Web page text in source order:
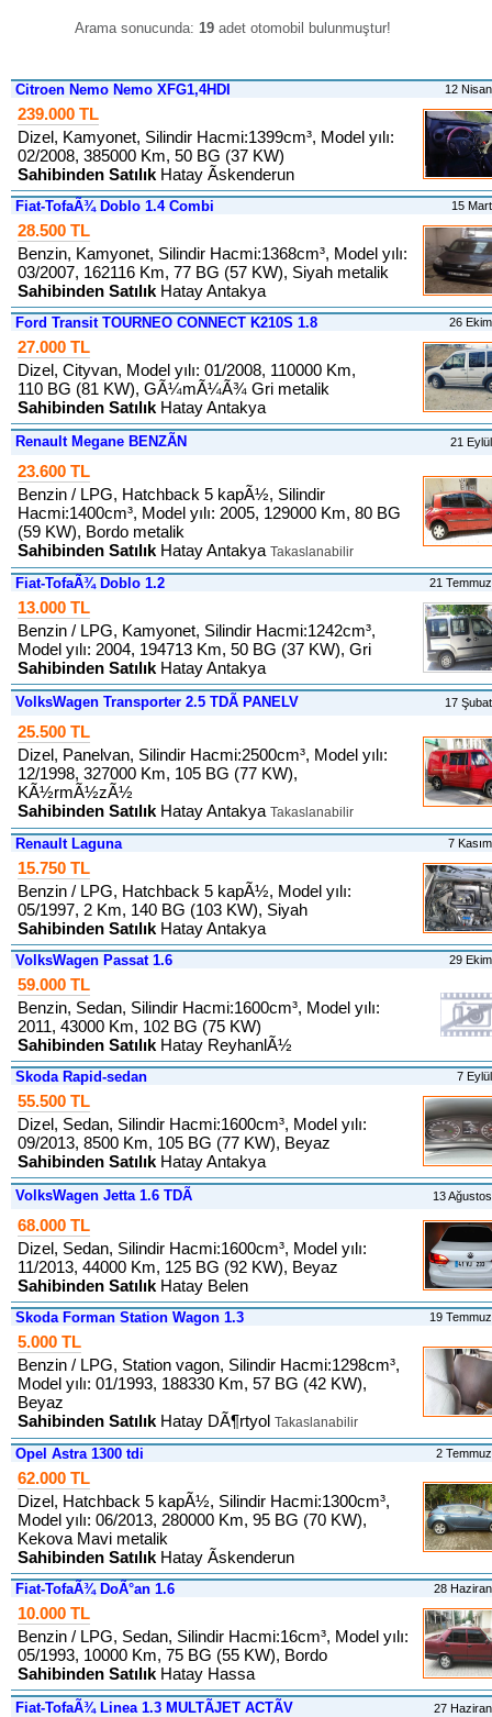
Arama sonucunda: 19 adet otomobil bulunmuştur!
Citroen Nemo Nemo XFG1,4HDI 12
239.000 TL
Dizel, Kamyonet, Silindir Hacmi:1399cm³, Model yılı:
02/2008, 385000 Km, 50 BG (37 KW)
Sahibinden Satılık Hatay Ãskenderun
Fiat-TofaÃ¾ Doblo 1.4 Combi 15
28.500 TL
Benzin, Kamyonet, Silindir Hacmi:1368cm³, Model yılı:
03/2007, 162116 Km, 77 BG (57 KW), Siyah metalik
Sahibinden Satılık Hatay Antakya
Ford Transit TOURNEO CONNECT K210S 1.8 26
27.000 TL
Dizel, Cityvan, Model yılı: 01/2008, 110000 Km,
110 BG (81 KW), GÃ¼mÃ¼Ã¾ Gri metalik
Sahibinden Satılık Hatay Antakya
Renault Megane BENZÃN 21
23.600 TL
Benzin / LPG, Hatchback 5 kapÃ½, Silindir
Hacmi:1400cm³, Model yılı: 2005, 129000 Km, 80 BG
(59 KW), Bordo metalik
Sahibinden Satılık Hatay Antakya Takaslanabilir
Fiat-TofaÃ¾ Doblo 1.2 21
13.000 TL
Benzin / LPG, Kamyonet, Silindir Hacmi:1242cm³,
Model yılı: 2004, 194713 Km, 50 BG (37 KW), Gri
Sahibinden Satılık Hatay Antakya
VolksWagen Transporter 2.5 TDÃ PANELV 17
25.500 TL
Dizel, Panelvan, Silindir Hacmi:2500cm³, Model yılı:
12/1998, 327000 Km, 105 BG (77 KW),
KÃ½rmÃ½zÃ½
Sahibinden Satılık Hatay Antakya Takaslanabilir
Renault Laguna 7
15.750 TL
Benzin / LPG, Hatchback 5 kapÃ½, Model yılı:
05/1997, 2 Km, 140 BG (103 KW), Siyah
Sahibinden Satılık Hatay Antakya
VolksWagen Passat 1.6 29
59.000 TL
Benzin, Sedan, Silindir Hacmi:1600cm³, Model yılı:
2011, 43000 Km, 102 BG (75 KW)
Sahibinden Satılık Hatay ReyhanlÃ½
Skoda Rapid-sedan 7
55.500 TL
Dizel, Sedan, Silindir Hacmi:1600cm³, Model yılı:
09/2013, 8500 Km, 105 BG (77 KW), Beyaz
Sahibinden Satılık Hatay Antakya
VolksWagen Jetta 1.6 TDÃ 13
68.000 TL
Dizel, Sedan, Silindir Hacmi:1600cm³, Model yılı:
11/2013, 44000 Km, 125 BG (92 KW), Beyaz
Sahibinden Satılık Hatay Belen
Skoda Forman Station Wagon 1.3 19
5.000 TL
Benzin / LPG, Station vagon, Silindir Hacmi:1298cm³,
Model yılı: 01/1993, 188330 Km, 57 BG (42 KW),
Beyaz
Sahibinden Satılık Hatay DÃ¶rtyol Takaslanabilir
Opel Astra 1300 tdi 2
62.000 TL
Dizel, Hatchback 5 kapÃ½, Silindir Hacmi:1300cm³,
Model yılı: 06/2013, 280000 Km, 95 BG (70 KW),
Kekova Mavi metalik
Sahibinden Satılık Hatay Ãskenderun
Fiat-TofaÃ¾ DoÃ°an 1.6 28
10.000 TL
Benzin / LPG, Sedan, Silindir Hacmi:16cm³, Model yılı:
05/1993, 10000 Km, 75 BG (55 KW), Bordo
Sahibinden Satılık Hatay Hassa
Fiat-TofaÃ¾ Linea 1.3 MULTÃJET ACTÃV 27